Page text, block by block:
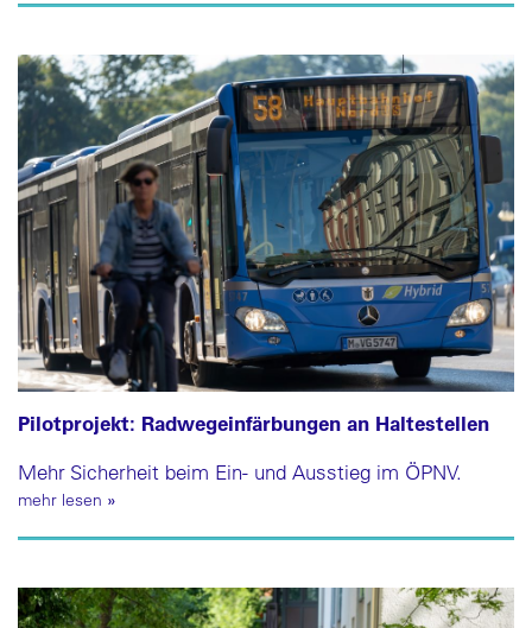
Pilotprojekt: Radwegeinfärbungen an Haltestellen
Mehr Sicherheit beim Ein- und Ausstieg im ÖPNV.
mehr lesen »